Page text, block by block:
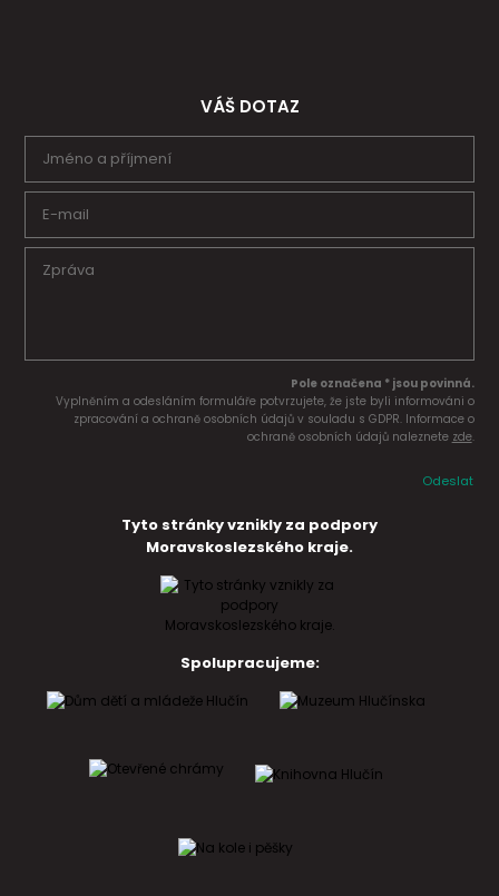
VÁŠ DOTAZ
Pole označena * jsou povinná.
Vyplněním a odesláním formuláře potvrzujete, že jste byli informováni o
zpracování a ochraně osobních údajů v souladu s GDPR. Informace o
ochraně osobních údajů naleznete zde.
Odeslat
Tyto stránky vznikly za podpory
Moravskoslezského kraje.
Spolupracujeme: